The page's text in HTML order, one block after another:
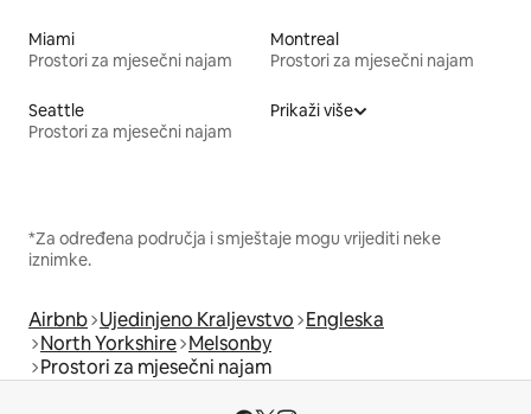
Miami
Prostori za mjesečni najam
Montreal
Prostori za mjesečni najam
Seattle
Prostori za mjesečni najam
Prikaži više
*Za određena područja i smještaje mogu vrijediti neke
iznimke.
Airbnb Ujedinjeno Kraljevstvo Engleska
North Yorkshire Melsonby
Prostori za mjesečni najam